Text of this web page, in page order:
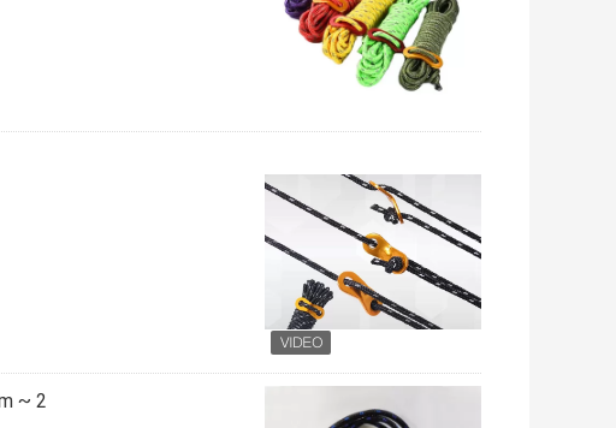
2 ~ 20mm خطوط النايلون الحبل الرجل العاكسة للتخييم خيمة